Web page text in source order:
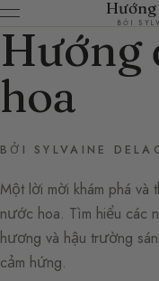
Hướng
BỞI
Hướng
hoa
BỞI SYLVAINE
Một lời mời khám phá và
nước hoa. Tìm hiểu các
hương và hậu trường
cảm hứng.